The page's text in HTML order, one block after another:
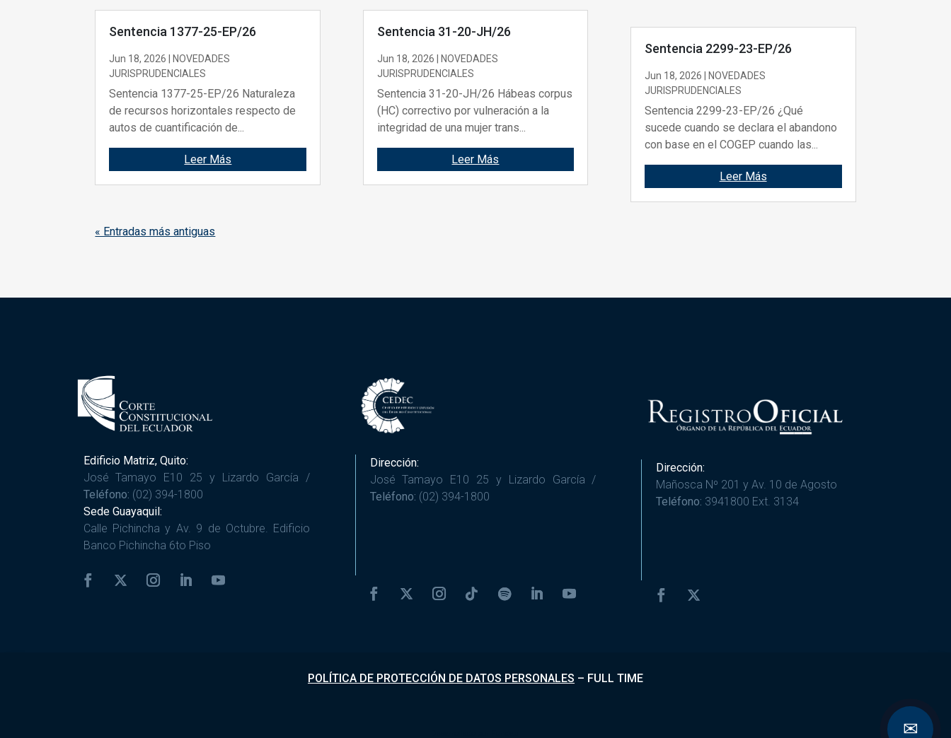
Sentencia 1377-25-EP/26
Jun 18, 2026
NOVEDADES
JURISPRUDENCIALES
Sentencia 1377-25-EP/26 Naturaleza
de recursos horizontales respecto de
autos de cuantificación de...
Leer Más
Sentencia 31-20-JH/26
Jun 18, 2026
NOVEDADES
JURISPRUDENCIALES
Sentencia 31-20-JH/26 Hábeas corpus
(HC) correctivo por vulneración a la
integridad de una mujer trans...
Leer Más
Sentencia 2299-23-EP/26
Jun 18, 2026
NOVEDADES
JURISPRUDENCIALES
Sentencia 2299-23-EP/26 ¿Qué
sucede cuando se declara el abandono
con base en el COGEP cuando las...
Leer Más
« Entradas más antiguas
Edificio Matriz, Quito:
José Tamayo E10 25 y Lizardo García /
Teléfono: (02) 394-1800
Sede Guayaquil:
Calle Pichincha y Av. 9 de Octubre. Edificio
Banco Pichincha 6to Piso
Dirección:
José Tamayo E10 25 y Lizardo García /
Teléfono: (02) 394-1800
Dirección:
Mañosca Nº 201 y Av. 10 de Agosto
Teléfono: 3941800 Ext. 3134
POLÍTICA DE PROTECCIÓN DE DATOS PERSONALES – FULL TIME
✉